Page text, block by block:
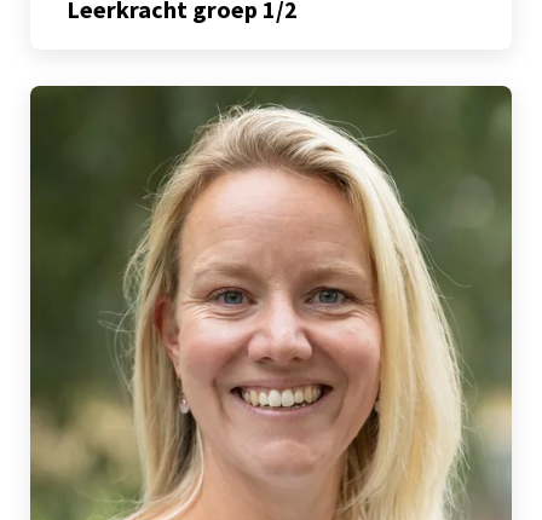
Leerkracht groep 1/2